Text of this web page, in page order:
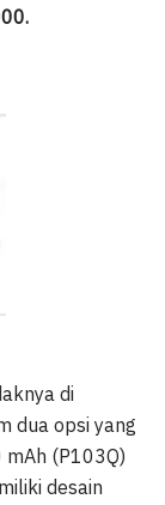
di
dua opsi yang
(P103Q)
desain